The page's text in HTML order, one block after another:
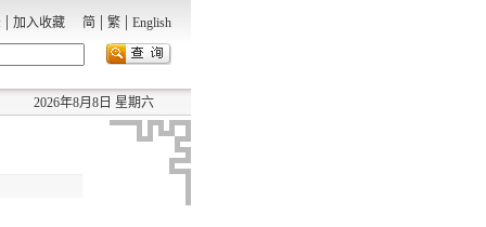
| 加入收藏 简 | 繁 | English
2026年8月8日 星期六